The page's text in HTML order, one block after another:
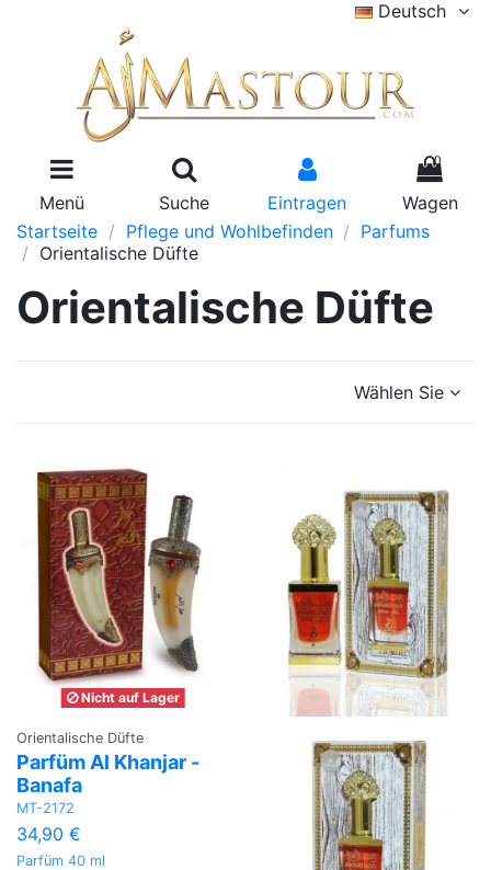
Deutsch
Menü Suche Eintragen
0
Wagen
Startseite
Pflege und Wohlbefinden
Parfums
Orientalische Düfte
Orientalische Düfte
Wählen Sie
Nicht auf Lager
Orientalische Düfte
Parfüm Al Khanjar -
Banafa
MT-2172
34,90 €
Parfüm 40 ml